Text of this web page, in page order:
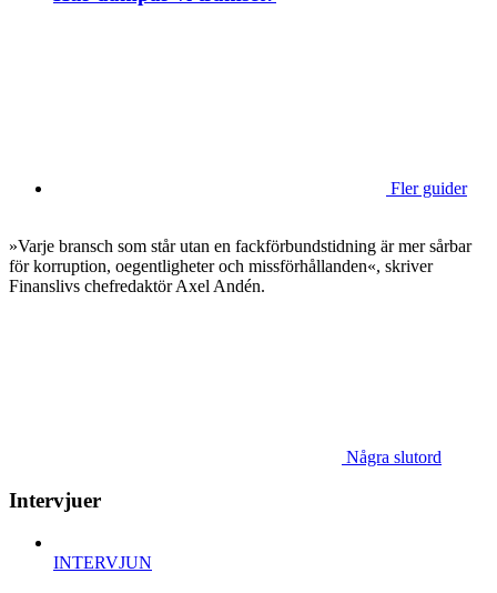
Fler guider
»Varje bransch som står utan en fackförbundstidning är mer sårbar
för korruption, oegentligheter och missförhållanden«, skriver
Finanslivs chefredaktör Axel Andén.
Några slutord
Intervjuer
INTERVJUN